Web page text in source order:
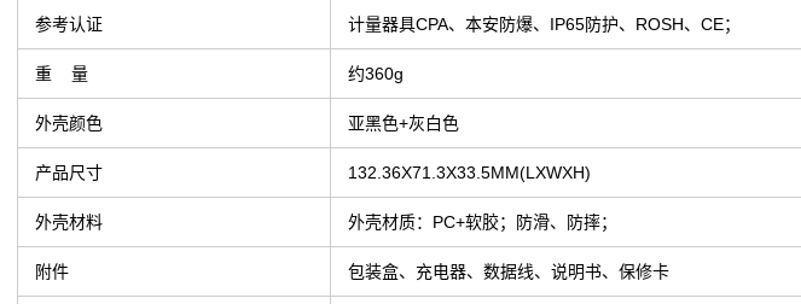
参考认证 计量器具CPA、本安防爆、IP65防护、ROSH、CE；
重 量 约360g
外壳颜色 亚黑色+灰白色
产品尺寸 132.36X71.3X33.5MM(LXWXH)
外壳材料 外壳材质：PC+软胶；防滑、防摔；
附件 包装盒、充电器、数据线、说明书、保修卡